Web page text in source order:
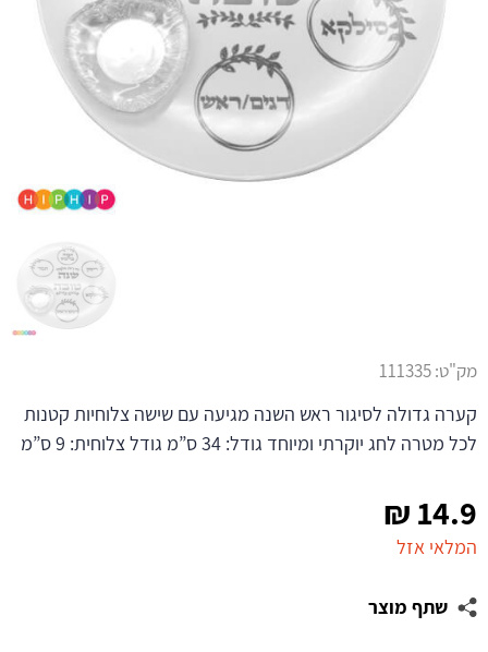
14.9
₪
המלאי אזל
שתף מוצר
מק"ט:111335
קערה גדולה לסיגור ראש השנה מגיעה עם שישה צלוחיות קטנות
לכל מטרה לחג יוקרתי ומיוחד גודל: 34 ס”מ גודל צלוחית: 9 ס”מ